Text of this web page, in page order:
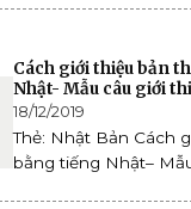
Cách giới thiệu bản
Nhật- Mẫu câu giới
18/12/2019
Thẻ: Nhật Bản Cách
bằng tiếng Nhật–